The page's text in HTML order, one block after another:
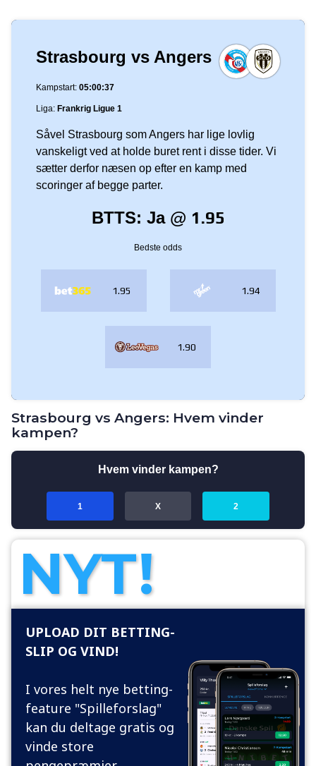
Strasbourg vs Angers: Hvem vinder
kampen?
NYT!
UPLOAD DIT BETTING-
SLIP OG VIND!
I vores helt nye betting-
feature "Spilleforslag"
kan du deltage gratis og
vinde store